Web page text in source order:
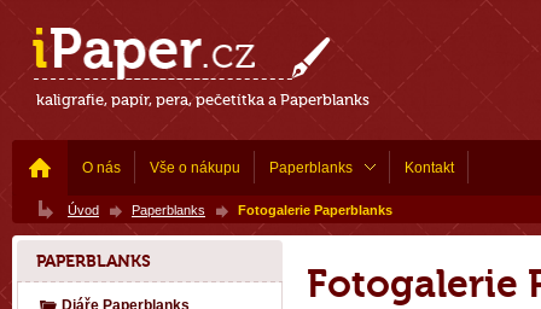
kaligrafie, papír, pera, pečetítka a Paperblanks
O nás Vše o nákupu Paperblanks Kontakt
Úvod Paperblanks Fotogalerie Paperblanks
Fotogalerie
PAPERBLANKS
Diáře Paperblanks